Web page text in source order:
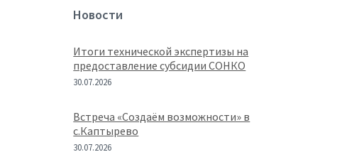
Новости
Итоги технической экспертизы на
предоставление субсидии СОНКО
30.07.2026
Встреча «Создаём возможности» в
с.Каптырево
30.07.2026